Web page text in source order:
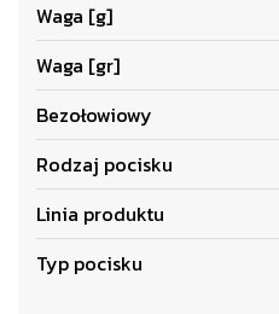
Waga [g]
Waga [gr]
Bezołowiowy
Rodzaj pocisku
Linia produktu
Typ pocisku